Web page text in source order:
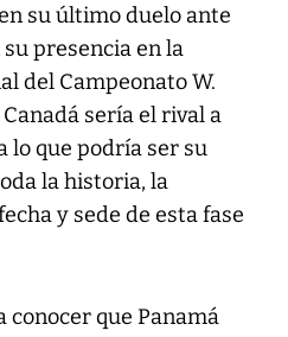
su último duelo ante
presencia en la
del Campeonato W.
sería el rival a
lo que podría ser su
la historia, la
y sede de esta fase
conocer que Panamá